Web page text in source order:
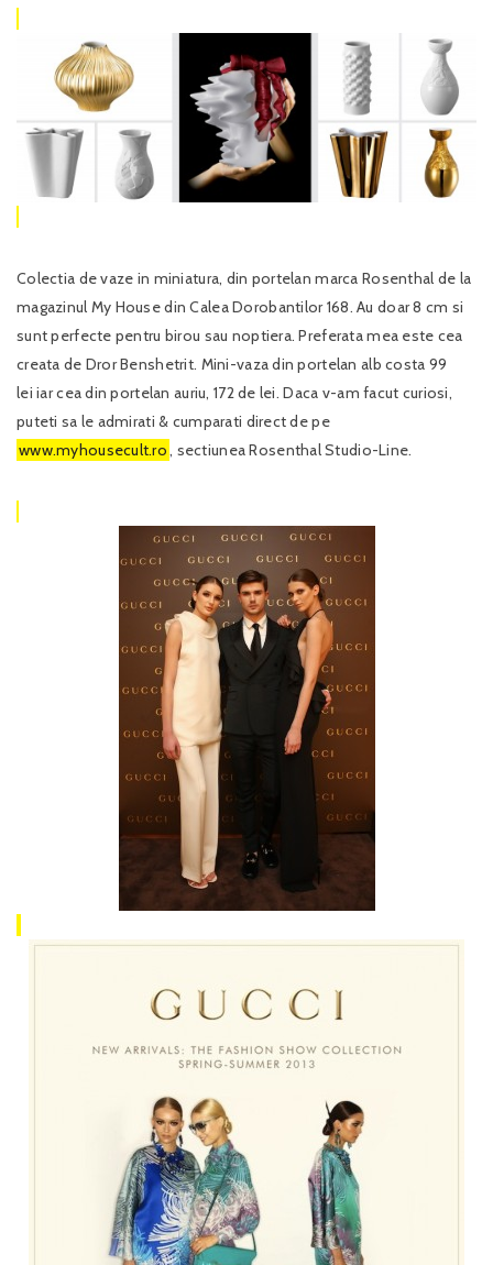
Colectia de vaze in miniatura, din portelan marca Rosenthal de la
magazinul My House din Calea Dorobantilor 168. Au doar 8 cm si
sunt perfecte pentru birou sau noptiera. Preferata mea este cea
creata de Dror Benshetrit. Mini-vaza din portelan alb costa 99
lei iar cea din portelan auriu, 172 de lei. Daca v-am facut curiosi,
puteti sa le admirati & cumparati direct de pe
www.myhousecult.ro, sectiunea Rosenthal Studio-Line.